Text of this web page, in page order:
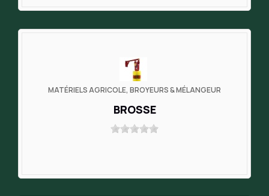
MATÉRIELS AGRICOLE, BROYEURS & MÉLANGEUR
BROSSE